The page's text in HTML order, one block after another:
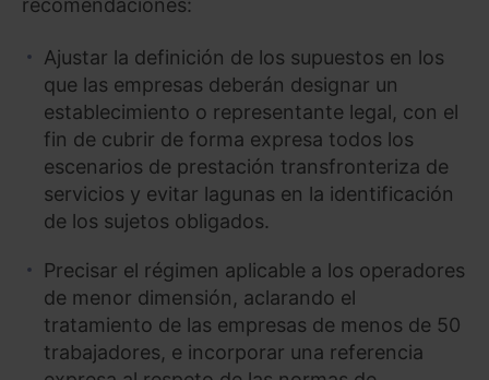
recomendaciones:
Ajustar la definición de los supuestos en los
que las empresas deberán designar un
establecimiento o representante legal, con el
fin de cubrir de forma expresa todos los
escenarios de prestación transfronteriza de
servicios y evitar lagunas en la identificación
de los sujetos obligados.
Precisar el régimen aplicable a los operadores
de menor dimensión, aclarando el
tratamiento de las empresas de menos de 50
trabajadores, e incorporar una referencia